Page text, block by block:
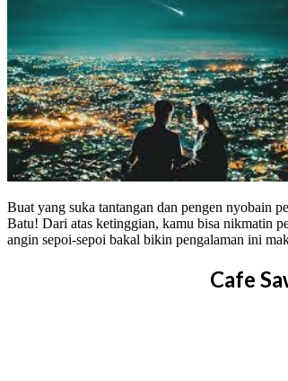
Buat yang suka tantangan dan pengen nyobain
Batu! Dari atas ketinggian, kamu bisa nikmatin
angin sepoi-sepoi bakal bikin pengalaman ini
Cafe